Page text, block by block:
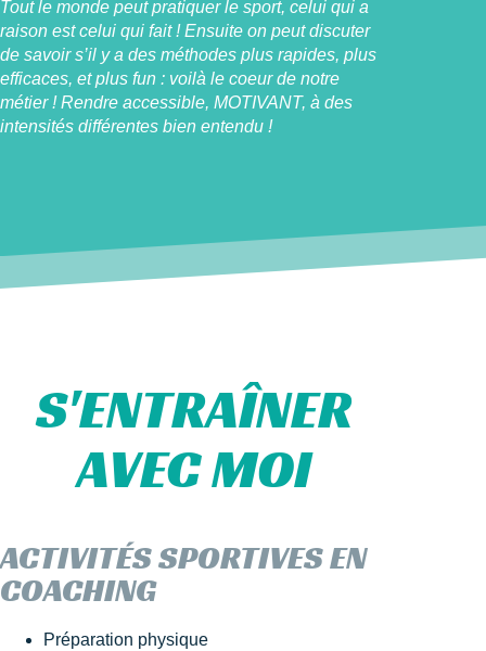
Tout le monde peut pratiquer le sport, celui qui a
raison est celui qui fait ! Ensuite on peut discuter
de savoir s’il y a des méthodes plus rapides, plus
efficaces, et plus fun : voilà le coeur de notre
métier ! Rendre accessible, MOTIVANT, à des
intensités différentes bien entendu !
S'ENTRAÎNER
AVEC MOI
ACTIVITÉS SPORTIVES EN
COACHING
Préparation physique